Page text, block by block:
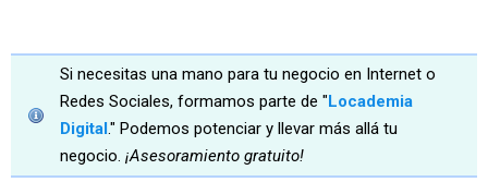
Si necesitas una mano para tu negocio en Internet o
Redes Sociales, formamos parte de "Locademia
Digital." Podemos potenciar y llevar más allá tu
negocio. ¡Asesoramiento gratuito!